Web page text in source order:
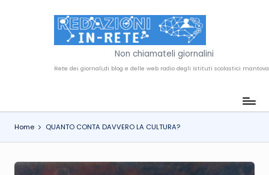
e
a
z
Non chiamateli giornalini
Home QUANTO CONTA DAVVERO LA CULTURA?